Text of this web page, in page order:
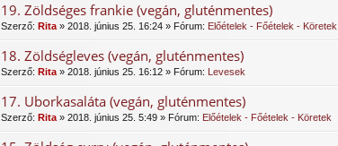
19. Zöldséges frankie (vegán, gluténmentes)
Szerző: Rita» 2018. június 25. 16:24 » Fórum: Előételek - Főételek - Köretek
18. Zöldségleves (vegán, gluténmentes)
Szerző: Rita» 2018. június 25. 16:12 » Fórum: Levesek
17. Uborkasaláta (vegán, gluténmentes)
Szerző: Rita» 2018. június 25. 5:49 » Fórum: Előételek - Főételek - Köretek